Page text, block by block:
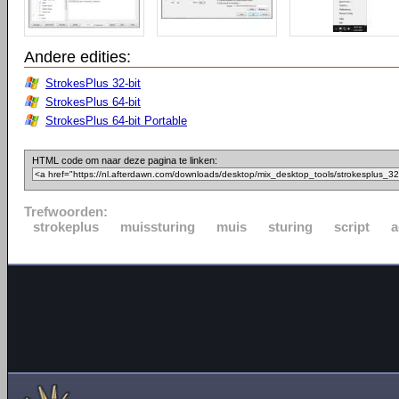
Andere edities:
StrokesPlus 32-bit
StrokesPlus 64-bit
StrokesPlus 64-bit Portable
HTML code om naar deze pagina te linken:
Trefwoorden:
strokeplus
muissturing muis sturing script